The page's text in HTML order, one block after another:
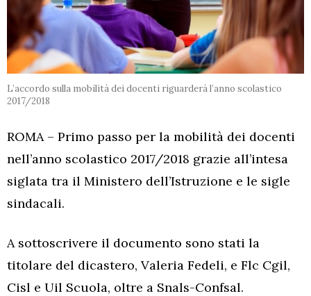
L’accordo sulla mobilità dei docenti riguarderà l’anno scolastico
2017/2018
ROMA – Primo passo per la mobilità dei docenti
nell’anno scolastico 2017/2018 grazie all’intesa
siglata tra il Ministero dell’Istruzione e le sigle
sindacali.
A sottoscrivere il documento sono stati la
titolare del dicastero, Valeria Fedeli, e Flc Cgil,
Cisl e Uil Scuola, oltre a Snals-Confsal.